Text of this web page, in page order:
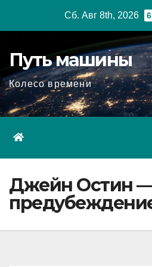
Сб. Авг 8th, 2026
Путь машины
Колесо времени
Джейн Остин —